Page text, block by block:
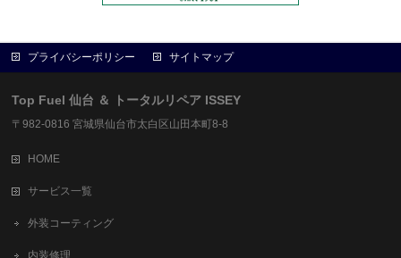
プライバシーポリシー サイトマップ
Top Fuel 仙台 ＆ トータルリペア ISSEY
〒982-0816 宮城県仙台市太白区山田本町8-8
HOME
サービス一覧
外装コーティング
内装修理